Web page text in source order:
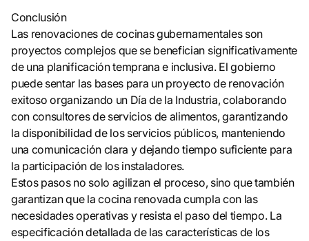
Conclusión
Las renovaciones de cocinas gubernamentales son
proyectos complejos que se benefician significativamente
de una planificación temprana e inclusiva. El gobierno
puede sentar las bases para un proyecto de renovación
exitoso organizando un Día de la Industria, colaborando
con consultores de servicios de alimentos, garantizando
la disponibilidad de los servicios públicos, manteniendo
una comunicación clara y dejando tiempo suficiente para
la participación de los instaladores.
Estos pasos no solo agilizan el proceso, sino que también
garantizan que la cocina renovada cumpla con las
necesidades operativas y resista el paso del tiempo. La
especificación detallada de las características de los